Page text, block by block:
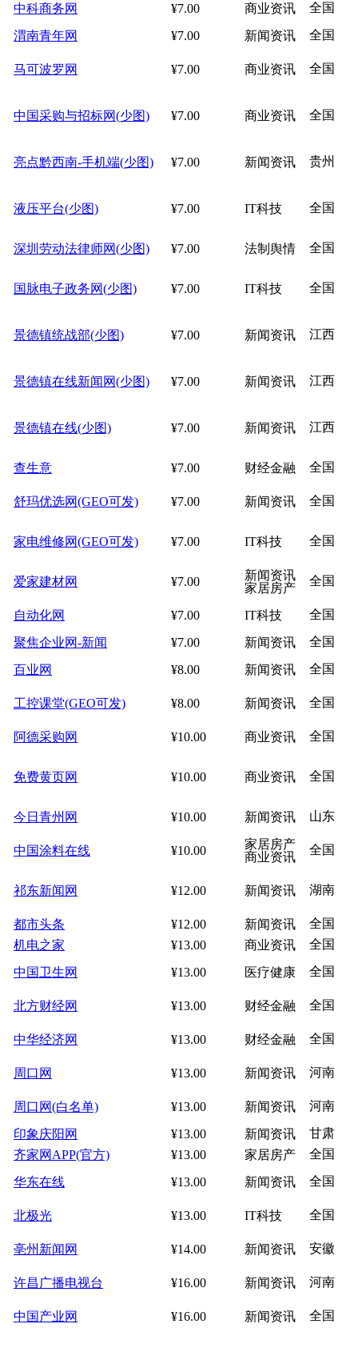
中科商务网 ¥7.00 商业资讯 全国
渭南青年网 ¥7.00 新闻资讯 全国
马可波罗网 ¥7.00 商业资讯 全国
中国采购与招标网(少图) ¥7.00 商业资讯 全国
亮点黔西南-手机端(少图) ¥7.00 新闻资讯 贵州
液压平台(少图) ¥7.00 IT科技 全国
深圳劳动法律师网(少图) ¥7.00 法制舆情 全国
国脉电子政务网(少图) ¥7.00 IT科技 全国
景德镇统战部(少图) ¥7.00 新闻资讯 江西
景德镇在线新闻网(少图) ¥7.00 新闻资讯 江西
景德镇在线(少图) ¥7.00 新闻资讯 江西
查生意 ¥7.00 财经金融 全国
舒玛优选网(GEO可发) ¥7.00 新闻资讯 全国
家电维修网(GEO可发) ¥7.00 IT科技 全国
爱家建材网 ¥7.00
新闻资讯
家居房产
全国
自动化网 ¥7.00 IT科技 全国
聚焦企业网-新闻 ¥7.00 新闻资讯 全国
百业网 ¥8.00 新闻资讯 全国
工控课堂(GEO可发) ¥8.00 新闻资讯 全国
阿德采购网 ¥10.00 商业资讯 全国
免费黄页网 ¥10.00 商业资讯 全国
今日青州网 ¥10.00 新闻资讯 山东
中国涂料在线 ¥10.00
家居房产
商业资讯
全国
祁东新闻网 ¥12.00 新闻资讯 湖南
都市头条 ¥12.00 新闻资讯
全国
机电之家
¥13.00 商业资讯 全国
中国卫生网 ¥13.00 医疗健康 全国
北方财经网 ¥13.00 财经金融 全国
中华经济网 ¥13.00 财经金融 全国
周口网 ¥13.00 新闻资讯 河南
周口网(白名单) ¥13.00 新闻资讯 河南
印象庆阳网 ¥13.00 新闻资讯
甘肃
齐家网APP(官方)
¥13.00 家居房产 全国
华东在线 ¥13.00 新闻资讯 全国
北极光 ¥13.00 IT科技 全国
亳州新闻网 ¥14.00 新闻资讯 安徽
许昌广播电视台 ¥16.00 新闻资讯 河南
中国产业网 ¥16.00 新闻资讯 全国